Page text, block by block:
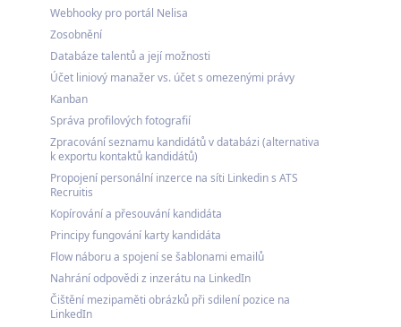
Webhooky pro portál Nelisa
Zosobnění
Databáze talentů a její možnosti
Účet liniový manažer vs. účet s omezenými právy
Kanban
Správa profilových fotografií
Zpracování seznamu kandidátů v databázi (alternativa
k exportu kontaktů kandidátů)
Propojení personální inzerce na síti Linkedin s ATS
Recruitis
Kopírování a přesouvání kandidáta
Principy fungování karty kandidáta
Flow náboru a spojení se šablonami emailů
Nahrání odpovědi z inzerátu na LinkedIn
Čištění mezipaměti obrázků při sdilení pozice na
LinkedIn